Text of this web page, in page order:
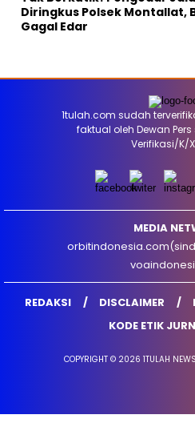
Diringkus Polsek Montallat,
Gagal Edar
1tulah.com sudah
faktual oleh Dewan
Verifikasi/K/
MEDIA
REDAKSI DISCLAIMER
KODE ETIK
COPYRIGHT © 2026 1TULAH